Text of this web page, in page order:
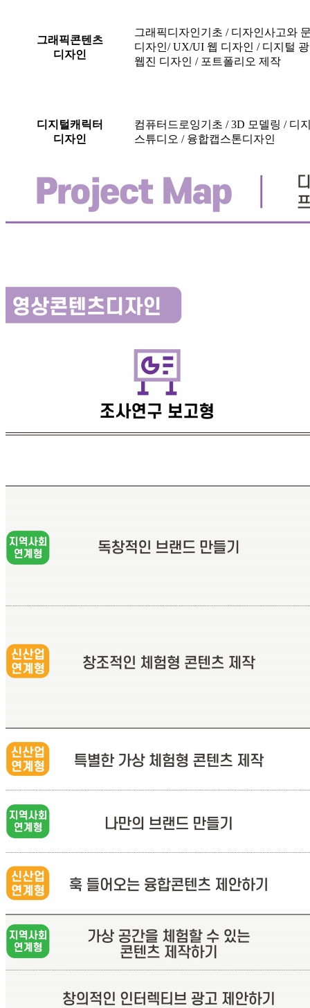
그래픽콘텐츠
디자인
그래픽디자인기초 / 디자인사고와
디자인/ UX/UI 웹 디자인 / 디지털
웹진 디자인 / 포트폴리오 제작
디지털캐릭터
디자인
컴퓨터드로잉기초 / 3D 모델링 / 디
스튜디오 / 융합캡스톤디자인